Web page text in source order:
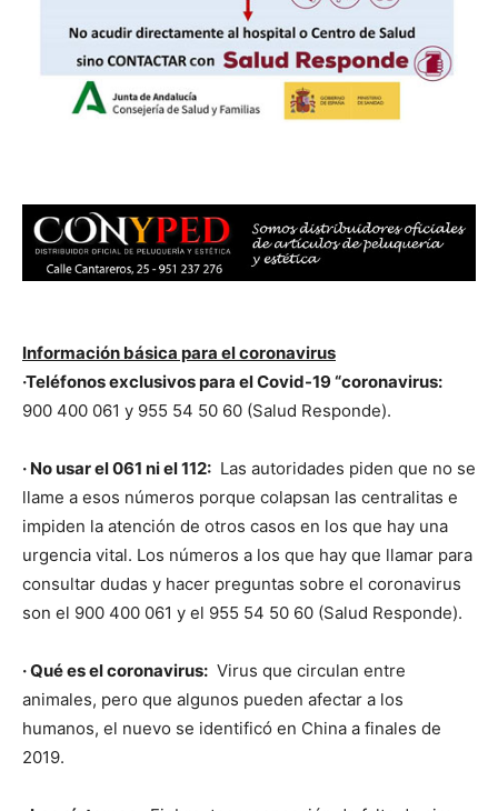
Información básica para el coronavirus
·Teléfonos exclusivos para el Covid-19 “coronavirus:
900 400 061 y 955 54 50 60 (Salud Responde).
· No usar el 061 ni el 112: Las autoridades piden que no se
llame a esos números porque colapsan las centralitas e
impiden la atención de otros casos en los que hay una
urgencia vital. Los números a los que hay que llamar para
consultar dudas y hacer preguntas sobre el coronavirus
son el 900 400 061 y el 955 54 50 60 (Salud Responde).
· Qué es el coronavirus: Virus que circulan entre
animales, pero que algunos pueden afectar a los
humanos, el nuevo se identificó en China a finales de
2019.